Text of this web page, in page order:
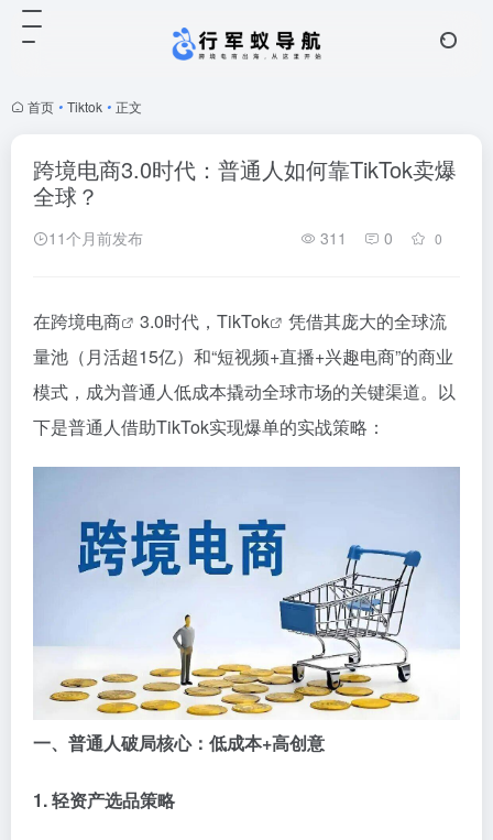
首页 • Tiktok • 正文
跨境电商3.0时代：普通人如何靠TikTok卖爆
全球？
11个月前发布 311 0 0
在跨境电商 3.0时代， TikTok
凭借其庞大的全球流
量池（月活超15亿）和“短视频+直播+兴趣电商”的商业
模式，成为普通人低成本撬动全球市场的关键渠道。以
下是普通人借助TikTok实现爆单的实战策略：
一、普通人破局核心：低成本+高创意
1. 轻资产选品策略